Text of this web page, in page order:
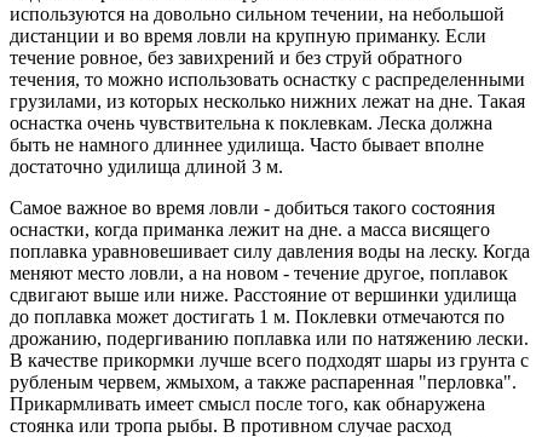
используются на довольно сильном течении, на небольшой
дистанции и во время ловли на крупную приманку. Если
течение ровное, без завихрений и без струй обратного
течения, то можно использовать оснастку с распределенными
грузилами, из которых несколько нижних лежат на дне. Такая
оснастка очень чувствительна к поклевкам. Леска должна
быть не намного длиннее удилища. Часто бывает вполне
достаточно удилища длиной 3 м.
Самое важное во время ловли - добиться такого состояния
оснастки, когда приманка лежит на дне. а масса висящего
поплавка уравновешивает силу давления воды на леску. Когда
меняют место ловли, а на новом - течение другое, поплавок
сдвигают выше или ниже. Расстояние от вершинки удилища
до поплавка может достигать 1 м. Поклевки отмечаются по
дрожанию, подергиванию поплавка или по натяжению лески.
В качестве прикормки лучше всего подходят шары из грунта с
рубленым червем, жмыхом, а также распаренная "перловка".
Прикармливать имеет смысл после того, как обнаружена
стоянка или тропа рыбы. В противном случае расход